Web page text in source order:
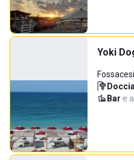
Yoki
Bar·e